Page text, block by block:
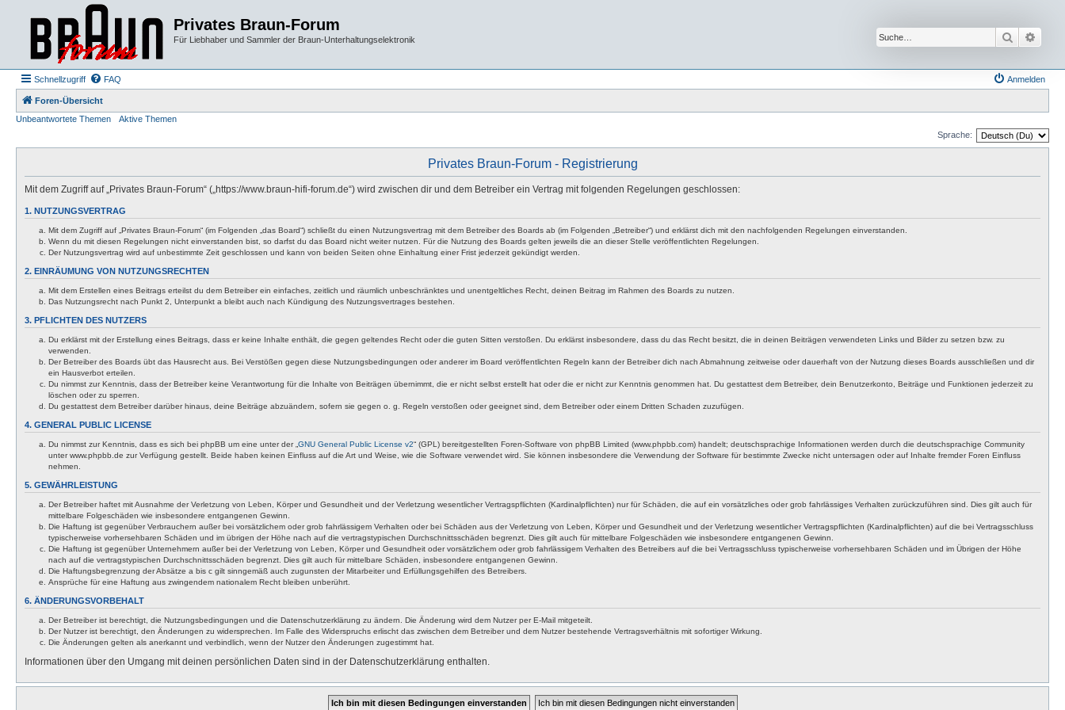
Privates Braun-Forum
Für Liebhaber und Sammler der Braun-Unterhaltungselektronik Suche
Schnellzugriff FAQ Anmelden
Foren-Übersicht
Unbeantwortete Themen
Aktive Themen
Sprache:
Privates Braun-Forum - Registrierung
Mit dem Zugriff auf „Privates Braun-Forum“ („https://www.braun-hifi-forum.de“) wird zwischen dir und dem Betreiber ein Vertrag mit folgenden Regelungen geschlossen:
1. NUTZUNGSVERTRAG
Mit dem Zugriff auf „Privates Braun-Forum“ (im Folgenden „das Board“) schließt du einen Nutzungsvertrag mit dem Betreiber des Boards ab (im Folgenden „Betreiber“) und erklärst dich mit den nachfolgenden Regelungen einverstanden.
Wenn du mit diesen Regelungen nicht einverstanden bist, so darfst du das Board nicht weiter nutzen. Für die Nutzung des Boards gelten jeweils die an dieser Stelle veröffentlichten Regelungen.
Der Nutzungsvertrag wird auf unbestimmte Zeit geschlossen und kann von beiden Seiten ohne Einhaltung einer Frist jederzeit gekündigt werden.
2. EINRÄUMUNG VON NUTZUNGSRECHTEN
Mit dem Erstellen eines Beitrags erteilst du dem Betreiber ein einfaches, zeitlich und räumlich unbeschränktes und unentgeltliches Recht, deinen Beitrag im Rahmen des Boards zu nutzen.
Das Nutzungsrecht nach Punkt 2, Unterpunkt a bleibt auch nach Kündigung des Nutzungsvertrages bestehen.
3. PFLICHTEN DES NUTZERS
Du erklärst mit der Erstellung eines Beitrags, dass er keine Inhalte enthält, die gegen geltendes Recht oder die guten Sitten verstoßen. Du erklärst insbesondere, dass du das Recht besitzt, die in deinen Beiträgen verwendeten Links und Bilder zu setzen bzw. zu
verwenden.
Der Betreiber des Boards übt das Hausrecht aus. Bei Verstößen gegen diese Nutzungsbedingungen oder anderer im Board veröffentlichten Regeln kann der Betreiber dich nach Abmahnung zeitweise oder dauerhaft von der Nutzung dieses Boards ausschließen und dir
ein Hausverbot erteilen.
Du nimmst zur Kenntnis, dass der Betreiber keine Verantwortung für die Inhalte von Beiträgen übernimmt, die er nicht selbst erstellt hat oder die er nicht zur Kenntnis genommen hat. Du gestattest dem Betreiber, dein Benutzerkonto, Beiträge und Funktionen jederzeit zu
löschen oder zu sperren.
Du gestattest dem Betreiber darüber hinaus, deine Beiträge abzuändern, sofern sie gegen o. g. Regeln verstoßen oder geeignet sind, dem Betreiber oder einem Dritten Schaden zuzufügen.
4. GENERAL PUBLIC LICENSE
Du nimmst zur Kenntnis, dass es sich bei phpBB um eine unter der „ GNU General Public License v2“ (GPL) bereitgestellten Foren-Software von phpBB Limited (www.phpbb.com) handelt; deutschsprachige Informationen werden durch die deutschsprachige Community
unter www.phpbb.de zur Verfügung gestellt. Beide haben keinen Einfluss auf die Art und Weise, wie die Software verwendet wird. Sie können insbesondere die Verwendung der Software für bestimmte Zwecke nicht untersagen oder auf Inhalte fremder Foren Einfluss
nehmen.
5. GEWÄHRLEISTUNG
Der Betreiber haftet mit Ausnahme der Verletzung von Leben, Körper und Gesundheit und der Verletzung wesentlicher Vertragspflichten (Kardinalpflichten) nur für Schäden, die auf ein vorsätzliches oder grob fahrlässiges Verhalten zurückzuführen sind. Dies gilt auch für
mittelbare Folgeschäden wie insbesondere entgangenen Gewinn.
Die Haftung ist gegenüber Verbrauchern außer bei vorsätzlichem oder grob fahrlässigem Verhalten oder bei Schäden aus der Verletzung von Leben, Körper und Gesundheit und der Verletzung wesentlicher Vertragspflichten (Kardinalpflichten) auf die bei Vertragsschluss
typischerweise vorhersehbaren Schäden und im übrigen der Höhe nach auf die vertragstypischen Durchschnittsschäden begrenzt. Dies gilt auch für mittelbare Folgeschäden wie insbesondere entgangenen Gewinn.
Die Haftung ist gegenüber Unternehmern außer bei der Verletzung von Leben, Körper und Gesundheit oder vorsätzlichem oder grob fahrlässigem Verhalten des Betreibers auf die bei Vertragsschluss typischerweise vorhersehbaren Schäden und im Übrigen der Höhe
nach auf die vertragstypischen Durchschnittsschäden begrenzt. Dies gilt auch für mittelbare Schäden, insbesondere entgangenen Gewinn.
Die Haftungsbegrenzung der Absätze a bis c gilt sinngemäß auch zugunsten der Mitarbeiter und Erfüllungsgehilfen des Betreibers.
Ansprüche für eine Haftung aus zwingendem nationalem Recht bleiben unberührt.
6. ÄNDERUNGSVORBEHALT
Der Betreiber ist berechtigt, die Nutzungsbedingungen und die Datenschutzerklärung zu ändern. Die Änderung wird dem Nutzer per E-Mail mitgeteilt.
Der Nutzer ist berechtigt, den Änderungen zu widersprechen. Im Falle des Widerspruchs erlischt das zwischen dem Betreiber und dem Nutzer bestehende Vertragsverhältnis mit sofortiger Wirkung.
Die Änderungen gelten als anerkannt und verbindlich, wenn der Nutzer den Änderungen zugestimmt hat.
Informationen über den Umgang mit deinen persönlichen Daten sind in der Datenschutzerklärung enthalten.